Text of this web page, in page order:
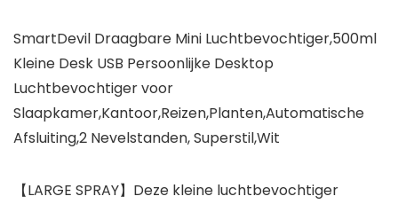
SmartDevil Draagbare Mini Luchtbevochtiger,500ml
Kleine Desk USB Persoonlijke Desktop
Luchtbevochtiger voor
Slaapkamer,Kantoor,Reizen,Planten,Automatische
Afsluiting,2 Nevelstanden, Superstil,Wit
【LARGE SPRAY】Deze kleine luchtbevochtiger